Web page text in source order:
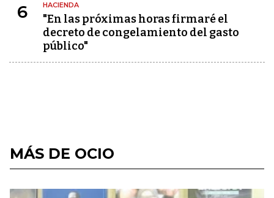
6 HACIENDA
"En las próximas horas firmaré el
decreto de congelamiento del gasto
público"
MÁS DE OCIO